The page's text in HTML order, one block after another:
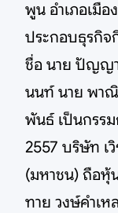
พูน อำเภอเมื
ประกอบธุรกิจ
ชื่อ นาย ปัญญา
นนท์ นาย พา
พันธ์ เป็นกรร
2557 บริษัท เ
(มหาชน) ถือหุ้
ทาย วงษ์คำเห